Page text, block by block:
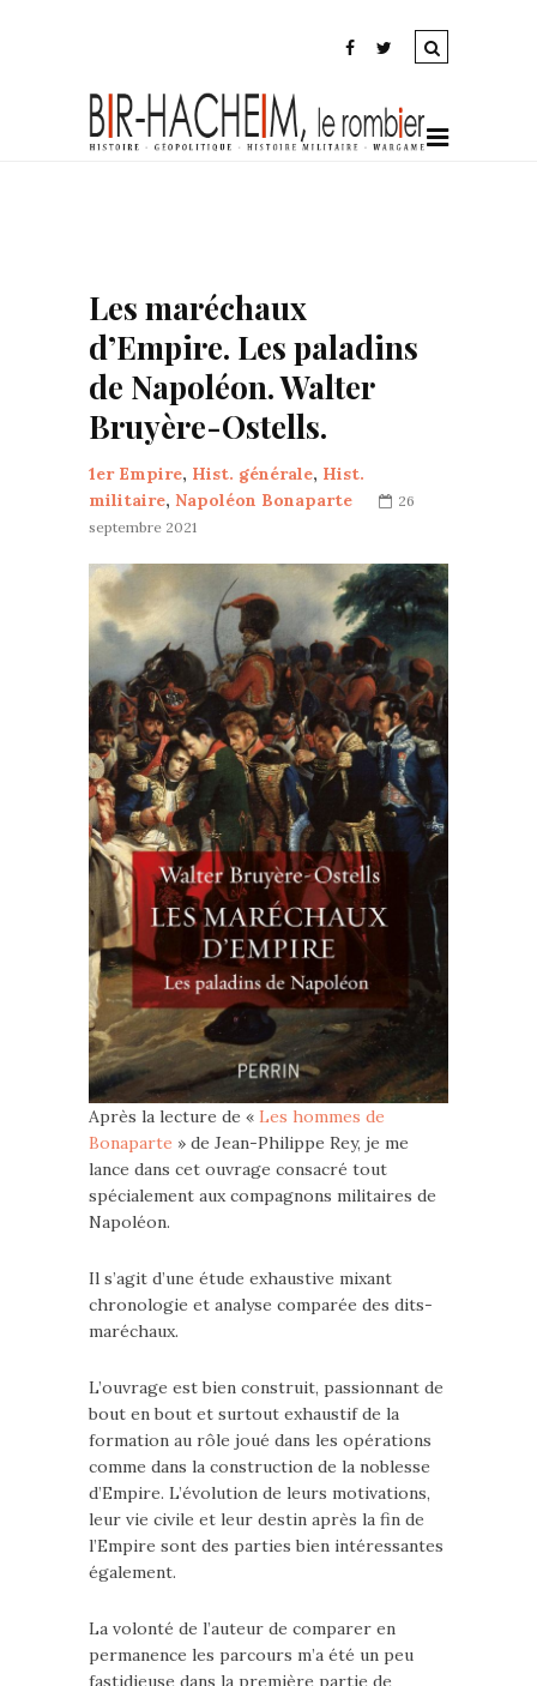
Les maréchaux
d’Empire. Les paladins
de Napoléon. Walter
Bruyère-Ostells.
1er Empire, Hist. générale, Hist.
militaire, Napoléon Bonaparte
26
septembre 2021
Après la lecture de « Les hommes de
Bonaparte » de Jean-Philippe Rey, je me
lance dans cet ouvrage consacré tout
spécialement aux compagnons militaires de
Napoléon.
Il s’agit d’une étude exhaustive mixant
chronologie et analyse comparée des dits-
maréchaux.
L’ouvrage est bien construit, passionnant de
bout en bout et surtout exhaustif de la
formation au rôle joué dans les opérations
comme dans la construction de la noblesse
d’Empire. L’évolution de leurs motivations,
leur vie civile et leur destin après la fin de
l’Empire sont des parties bien intéressantes
également.
La volonté de l’auteur de comparer en
permanence les parcours m’a été un peu
fastidieuse dans la première partie de